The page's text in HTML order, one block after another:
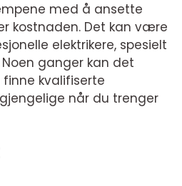
med å ansette
kostnaden. Det kan være
elektrikere, spesielt
ganger kan det
kvalifiserte
når du trenger